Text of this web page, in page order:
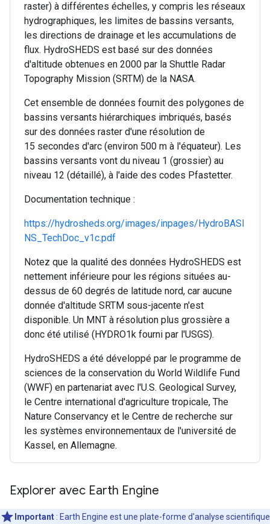
raster) à différentes échelles, y compris les réseaux
hydrographiques, les limites de bassins versants,
les directions de drainage et les accumulations de
flux. HydroSHEDS est basé sur des données
d'altitude obtenues en 2000 par la Shuttle Radar
Topography Mission (SRTM) de la NASA.
Cet ensemble de données fournit des polygones de
bassins versants hiérarchiques imbriqués, basés
sur des données raster d'une résolution de
15 secondes d'arc (environ 500 m à l'équateur). Les
bassins versants vont du niveau 1 (grossier) au
niveau 12 (détaillé), à l'aide des codes Pfastetter.
Documentation technique :
https://hydrosheds.org/images/inpages/HydroBASI
NS_TechDoc_v1c.pdf
Notez que la qualité des données HydroSHEDS est
nettement inférieure pour les régions situées au-
dessus de 60 degrés de latitude nord, car aucune
donnée d'altitude SRTM sous-jacente n'est
disponible. Un MNT à résolution plus grossière a
donc été utilisé (HYDRO1k fourni par l'USGS).
HydroSHEDS a été développé par le programme de
sciences de la conservation du World Wildlife Fund
(WWF) en partenariat avec l'U.S. Geological Survey,
le Centre international d'agriculture tropicale, The
Nature Conservancy et le Centre de recherche sur
les systèmes environnementaux de l'université de
Kassel, en Allemagne.
Explorer avec Earth Engine
Important : Earth Engine est une plate-forme d'analyse scientifique